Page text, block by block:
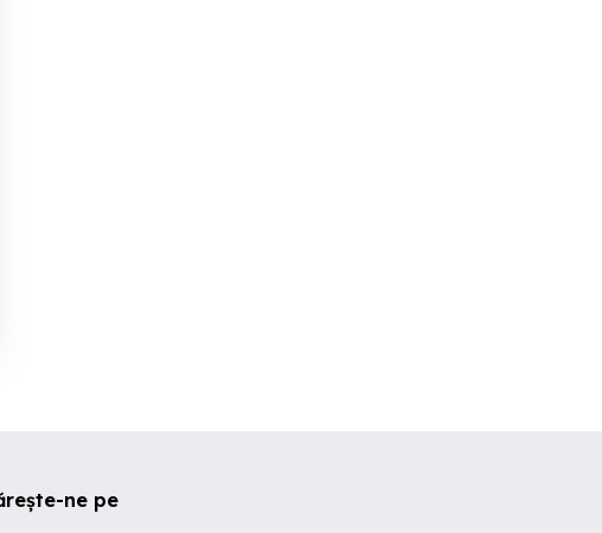
ne pe